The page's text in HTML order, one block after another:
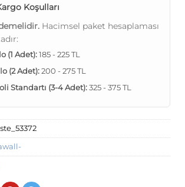
Koşulları
Hacimsel paket hesaplaması
(1 Adet):185 - 225 TL
(2 Adet):200 - 275 TL
Standartı (3-4 Adet):325 - 375 TL